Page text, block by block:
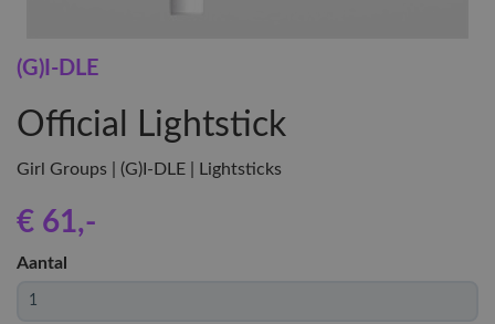
(G)I-DLE
Official Lightstick
Girl Groups | (G)I-DLE | Lightsticks
€ 61,-
Aantal